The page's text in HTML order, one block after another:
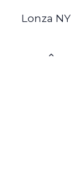
Lonza NY